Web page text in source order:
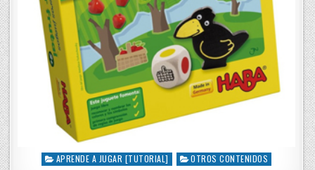
P
APRENDE A JUGAR [TUTORIAL] OTROS CONTENIDOS